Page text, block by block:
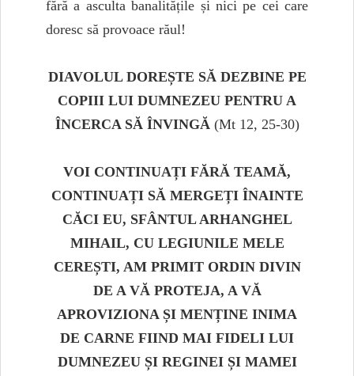
fără a asculta banalitățile și nici pe cei care
doresc să provoace răul!
DIAVOLUL DOREȘTE SĂ DEZBINE PE
COPIII LUI DUMNEZEU PENTRU A
ÎNCERCA SĂ ÎNVINGĂ (Mt 12, 25-30)
VOI CONTINUAȚI FĂRĂ TEAMĂ,
CONTINUAȚI SĂ MERGEȚI ÎNAINTE
CĂCI EU, SFÂNTUL ARHANGHEL
MIHAIL, CU LEGIUNILE MELE
CEREȘTI, AM PRIMIT ORDIN DIVIN
DE A VĂ PROTEJA, A VĂ
APROVIZIONA ȘI MENȚINE INIMA
DE CARNE FIIND MAI FIDELI LUI
DUMNEZEU ȘI REGINEI ȘI MAMEI